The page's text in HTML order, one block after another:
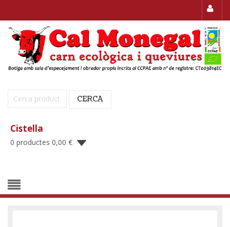
Cerca: CERCA
Cistella
0 productes 0,00 €